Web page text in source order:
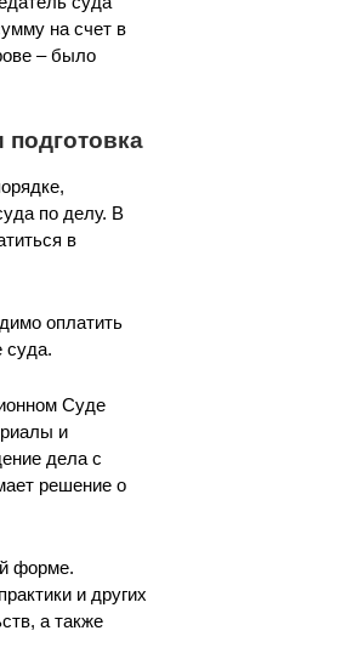
на счет в
– было
по делу. В
в
оплатить
суда.
Суде
и
дела с
решение о
форме.
и других
а также